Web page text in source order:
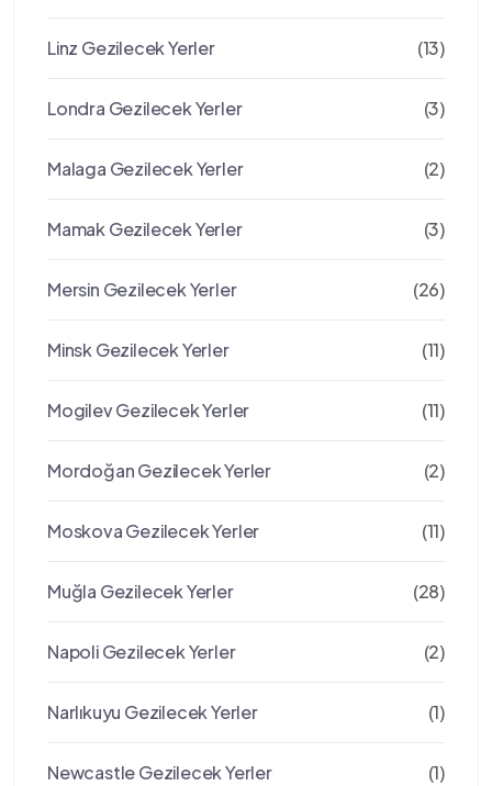
Linz Gezilecek Yerler (13)
Londra Gezilecek Yerler (3)
Malaga Gezilecek Yerler (2)
Mamak Gezilecek Yerler (3)
Mersin Gezilecek Yerler (26)
Minsk Gezilecek Yerler (11)
Mogilev Gezilecek Yerler (11)
Mordoğan Gezilecek Yerler (2)
Moskova Gezilecek Yerler (11)
Muğla Gezilecek Yerler (28)
Napoli Gezilecek Yerler (2)
Narlıkuyu Gezilecek Yerler (1)
Newcastle Gezilecek Yerler (1)